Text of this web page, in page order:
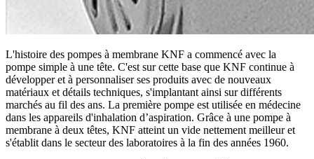
L'histoire des pompes à membrane KNF a commencé avec la
pompe simple à une tête. C'est sur cette base que KNF continue à
développer et à personnaliser ses produits avec de nouveaux
matériaux et détails techniques, s'implantant ainsi sur différents
marchés au fil des ans. La première pompe est utilisée en médecine
dans les appareils d'inhalation d’aspiration. Grâce à une pompe à
membrane à deux têtes, KNF atteint un vide nettement meilleur et
s'établit dans le secteur des laboratoires à la fin des années 1960.